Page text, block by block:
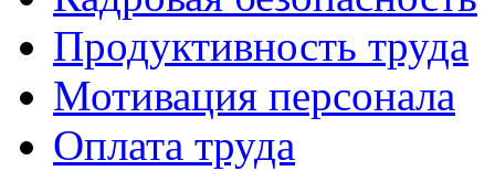
Продуктивность труда
Мотивация персонала
Оплата труда